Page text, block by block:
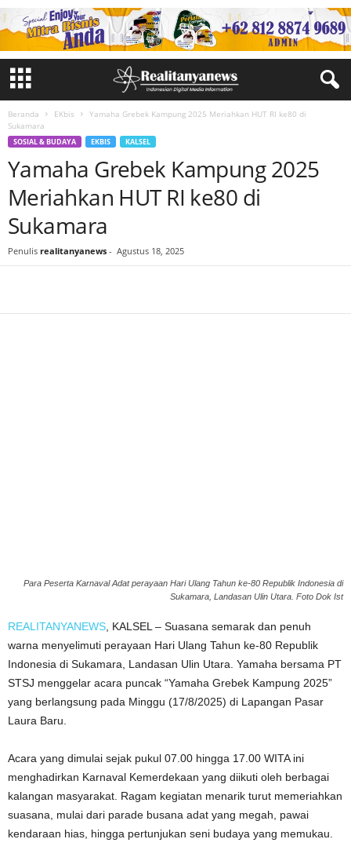
Beranda EKbis
Yamaha Grebek Kampung 2025 Meriahkan HUT RI ke80 di
Sukamara
SOSIAL & BUDAYA EKBIS KALSEL
Yamaha Grebek Kampung 2025
Meriahkan HUT RI ke80 di
Sukamara
Penulis realitanyanews - Agustus 18, 2025
Para Peserta Karnaval Adat perayaan Hari Ulang Tahun ke-80 Republik Indonesia di
Sukamara, Landasan Ulin Utara. Foto Dok Ist
REALITANYANEWS , KALSEL – Suasana semarak dan penuh
warna menyelimuti perayaan Hari Ulang Tahun ke-80 Republik
Indonesia di Sukamara, Landasan Ulin Utara. Yamaha bersama PT
STSJ menggelar acara puncak “Yamaha Grebek Kampung 2025”
yang berlangsung pada Minggu (17/8/2025) di Lapangan Pasar
Laura Baru.
Acara yang dimulai sejak pukul 07.00 hingga 17.00 WITA ini
menghadirkan Karnaval Kemerdekaan yang diikuti oleh berbagai
kalangan masyarakat. Ragam kegiatan menarik turut memeriahkan
suasana, mulai dari parade busana adat yang megah, pawai
kendaraan hias, hingga pertunjukan seni budaya yang memukau.